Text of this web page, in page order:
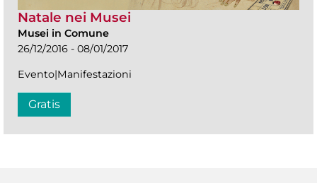
Natale nei Musei
Musei in Comune
26/12/2016 - 08/01/2017
Evento|Manifestazioni
Gratis